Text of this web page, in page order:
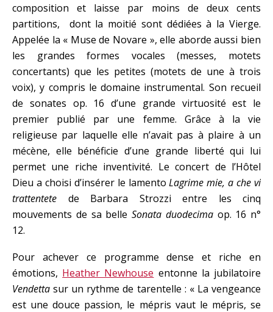
composition et laisse par moins de deux cents
partitions, dont la moitié sont dédiées à la Vierge.
Appelée la « Muse de Novare », elle aborde aussi bien
les grandes formes vocales (messes, motets
concertants) que les petites (motets de une à trois
voix), y compris le domaine instrumental. Son recueil
de sonates op. 16 d’une grande virtuosité est le
premier publié par une femme. Grâce à la vie
religieuse par laquelle elle n’avait pas à plaire à un
mécène, elle bénéficie d’une grande liberté qui lui
permet une riche inventivité. Le concert de l’Hôtel
Dieu a choisi d’insérer le lamentoLagrime mie, a che vi
trattentete de Barbara Strozzi entre les cinq
mouvements de sa belle Sonata duodecima op. 16 n°
12.
Pour achever ce programme dense et riche en
émotions, Heather Newhouse entonne la jubilatoire
Vendettasur un rythme de tarentelle : « La vengeance
est une douce passion, le mépris vaut le mépris, se